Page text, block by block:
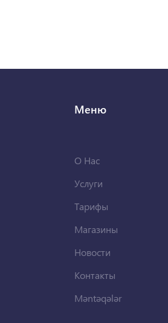
Меню
О Нас
Услуги
Тарифы
Магазины
Новости
Контакты
Məntəqələr